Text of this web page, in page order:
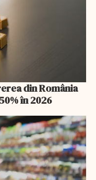
din România
în 2026